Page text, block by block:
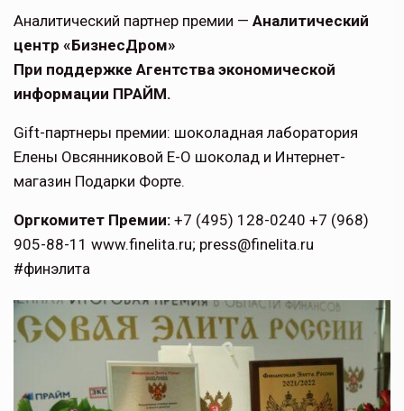
Аналитический партнер премии — Аналитический
центр «БизнесДром»
При поддержке Агентства экономической
информации ПРАЙМ.
Gift-партнеры премии: шоколадная лаборатория
Елены Овсянниковой Е-О шоколад и Интернет-
магазин Подарки Форте.
Оргкомитет Премии: +7 (495) 128-0240 +7 (968)
905-88-11 www.finelita.ru; press@finelita.ru
#финэлита